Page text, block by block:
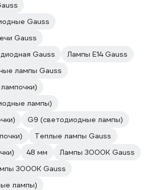
Gauss
Gauss
Gauss
Лампы E14 Gauss
лампы Gauss
лампы)
G9 (светодиодные лампы)
Теплые лампы Gauss
48 мм
Лампы 3000К Gauss
3000К Gauss
лампы)